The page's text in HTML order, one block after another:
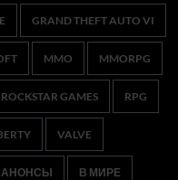
GRAND THEFT AUTO VI
MMO MMORPG
ROCKSTAR GAMES RPG
VALVE
АНОНСЫ В МИРЕ